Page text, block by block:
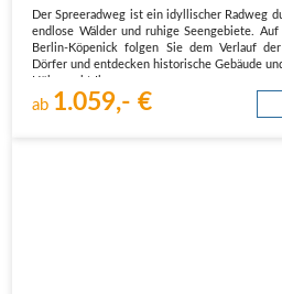
Der Spreeradweg ist ein idyllischer Radweg
endlose Wälder und ruhige Seengebiete.
Berlin-Köpenick folgen Sie dem Verlauf
Dörfer und entdecken historische Gebäude
ab 1.059,- €